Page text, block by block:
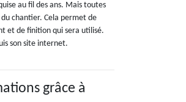
au fil des ans. Mais toutes
chantier. Cela permet de
et de finition qui sera utilisé.
son site internet.
grâce à